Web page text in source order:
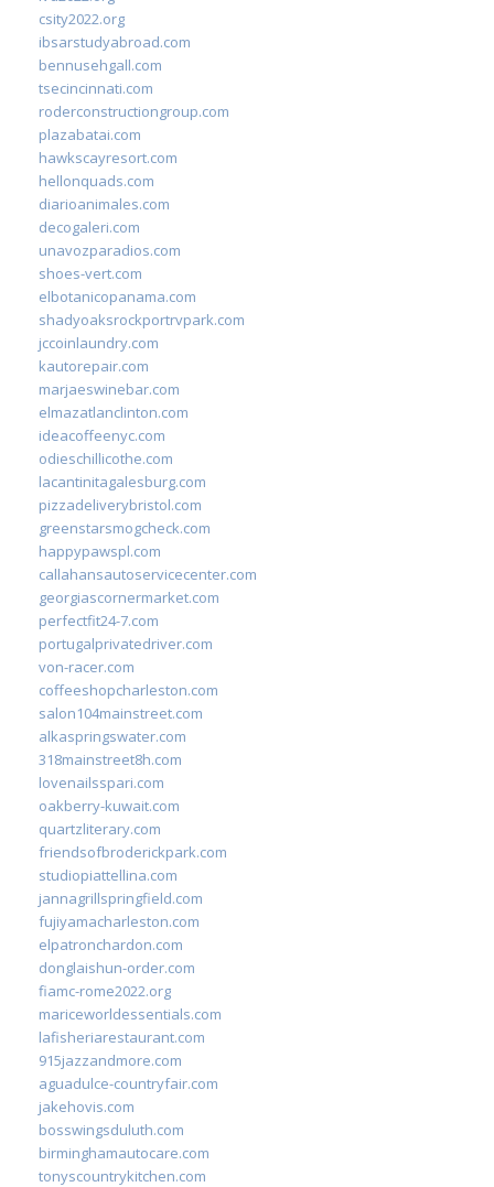
csity2022.org
ibsarstudyabroad.com
bennusehgall.com
tsecincinnati.com
roderconstructiongroup.com
plazabatai.com
hawkscayresort.com
hellonquads.com
diarioanimales.com
decogaleri.com
unavozparadios.com
shoes-vert.com
elbotanicopanama.com
shadyoaksrockportrvpark.com
jccoinlaundry.com
kautorepair.com
marjaeswinebar.com
elmazatlanclinton.com
ideacoffeenyc.com
odieschillicothe.com
lacantinitagalesburg.com
pizzadeliverybristol.com
greenstarsmogcheck.com
happypawspl.com
callahansautoservicecenter.com
georgiascornermarket.com
perfectfit24-7.com
portugalprivatedriver.com
von-racer.com
coffeeshopcharleston.com
salon104mainstreet.com
alkaspringswater.com
318mainstreet8h.com
lovenailsspari.com
oakberry-kuwait.com
quartzliterary.com
friendsofbroderickpark.com
studiopiattellina.com
jannagrillspringfield.com
fujiyamacharleston.com
elpatronchardon.com
donglaishun-order.com
fiamc-rome2022.org
mariceworldessentials.com
lafisheriarestaurant.com
915jazzandmore.com
aguadulce-countryfair.com
jakehovis.com
bosswingsduluth.com
birminghamautocare.com
tonyscountrykitchen.com